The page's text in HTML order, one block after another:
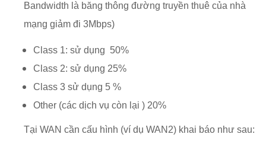
Bandwidth là băng thông đường truyền thuê của nhà
mạng giảm đi 3Mbps)
Class 1: sử dụng 50%
Class 2: sử dụng 25%
Class 3 sử dụng 5 %
Other (các dịch vụ còn lại ) 20%
Tại WAN cần cấu hình (ví dụ WAN2) khai báo như sau: